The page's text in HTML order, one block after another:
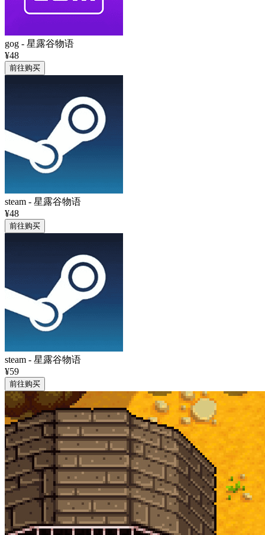
gog - 星露谷物语
¥48
前往购买
steam - 星露谷物语
¥48
前往购买
steam - 星露谷物语
¥59
前往购买